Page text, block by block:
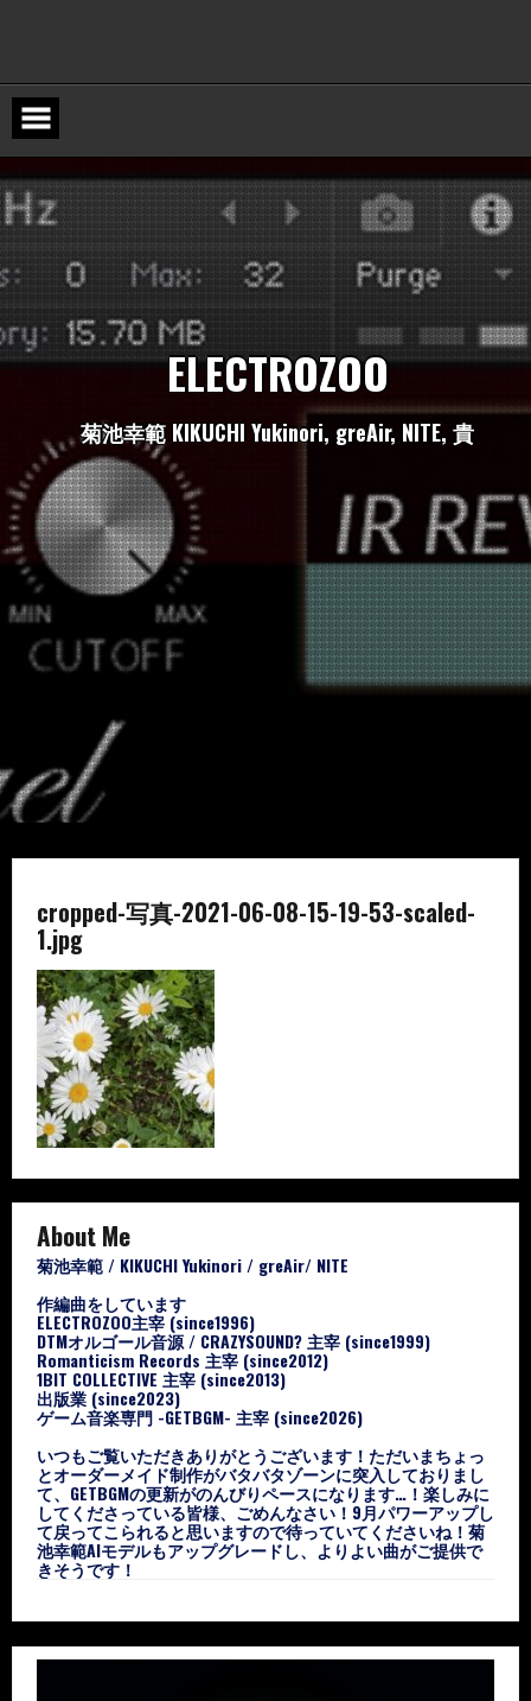
ELECTROZOO
菊池幸範 KIKUCHIYukinori, greAir, NITE, 貴
cropped-写真-2021-06-08-15-19-53-scaled-
1.jpg
About Me
菊池幸範 / KIKUCHI Yukinori / greAir/ NITE
作編曲をしています
ELECTROZOO主宰 (since1996)
DTMオルゴール音源 / CRAZYSOUND? 主宰 (since1999)
Romanticism Records 主宰 (since2012)
1BIT COLLECTIVE 主宰 (since2013)
出版業 (since2023)
ゲーム音楽専門 -GETBGM- 主宰 (since2026)
いつもご覧いただきありがとうございます！ただいまちょっ
とオーダーメイド制作がバタバタゾーンに突入しておりまし
て、GETBGMの更新がのんびりペースになります…！楽しみに
してくださっている皆様、ごめんなさい！9月パワーアップし
て戻ってこられると思いますので待っていてくださいね！菊
池幸範AIモデルもアップグレードし、よりよい曲がご提供で
きそうです！